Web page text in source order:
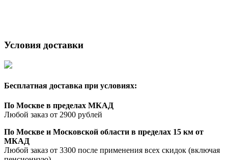
Условия доставки
Бесплатная доставка при условиях:
По Москве в пределах МКАД
Любой заказ от 2900 рублей
По Москве и Московской области в пределах 15 км от
МКАД
Любой заказ от 3300 после применения всех скидок (включая